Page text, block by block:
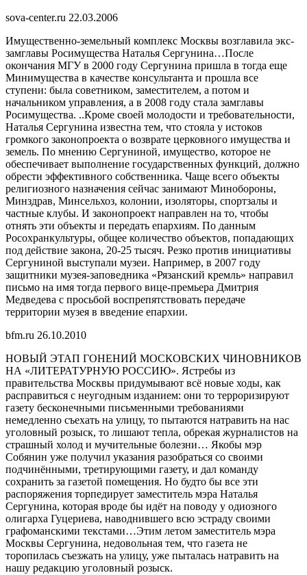
sova-center.ru 22.03.2006
Имущественно-земельный комплекс Москвы возглавила экс-
замглавы Росимущества Наталья Сергунина…После
окончания МГУ в 2000 году Сергунина пришла в тогда еще
Минимущества в качестве консультанта и прошла все
ступени: была советником, заместителем, а потом и
начальником управления, а в 2008 году стала замглавы
Росимущества. ..Кроме своей молодости и требовательности,
Наталья Сергунина известна тем, что стояла у истоков
громкого законопроекта о возврате церковного имущества и
земель. По мнению Сергуниной, имущество, которое не
обеспечивает выполнение государственных функций, должно
обрести эффективного собственника. Чаще всего объекты
религиозного назначения сейчас занимают Минобороны,
Минздрав, Минсельхоз, колонии, изоляторы, спортзалы и
частные клубы. И законопроект направлен на то, чтобы
отнять эти объекты и передать епархиям. По данным
Росохранкультуры, общее количество объектов, попадающих
под действие закона, 20-25 тысяч. Резко против инициативы
Сергуниной выступали музеи. Например, в 2007 году
защитники музея-заповедника «Рязанский кремль» направил
письмо на имя тогда первого вице-премьера Дмитрия
Медведева с просьбой воспрепятствовать передаче
территории музея в введение епархии.
bfm.ru 26.10.2010
НОВЫЙ ЭТАП ГОНЕНИЙ МОСКОВСКИХ ЧИНОВНИКОВ
НА «ЛИТЕРАТУРНУЮ РОССИЮ». Ястребы из
правительства Москвы придумывают всё новые ходы, как
расправиться с неугодным изданием: они то терроризируют
газету бесконечными письменными требованиями
немедленно съехать на улицу, то пытаются натравить на нас
уголовный розыск, то лишают тепла, обрекая журналистов на
страшный холод и мучительные болезни… Якобы мэр
Собянин уже получил указания разобраться со своими
подчинёнными, третирующими газету, и дал команду
сохранить за газетой помещения. Но будто бы все эти
распоряжения торпедирует заместитель мэра Наталья
Сергунина, которая вроде бы идёт на поводу у одиозного
олигарха Гуцериева, наводнившего всю эстраду своими
графоманскими текстами…Этим летом заместитель мэра
Москвы Сергунина, недовольная тем, что газета не
торопилась съезжать на улицу, уже пыталась натравить на
нашу редакцию уголовный розыск.